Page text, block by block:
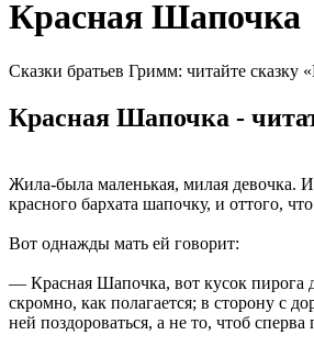
Красная Шапочка
Сказки братьев Гримм: читайте
Красная Шапочка -
Жила-была маленькая, милая девочка.
красного бархата шапочку, и оттого,
Вот однажды мать ей говорит:
— Красная Шапочка, вот кусок пирога
скромно, как полагается; в сторону с
ней поздороваться, а не то, чтоб